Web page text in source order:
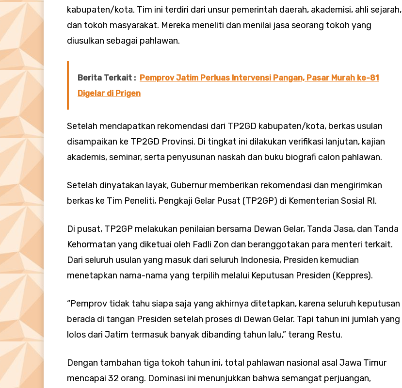
kabupaten/kota. Tim ini terdiri dari unsur pemerintah daerah, akademisi, ahli sejarah,
dan tokoh masyarakat. Mereka meneliti dan menilai jasa seorang tokoh yang
diusulkan sebagai pahlawan.
Berita Terkait : Pemprov Jatim Perluas Intervensi Pangan, Pasar Murah ke-81
Digelar di Prigen
Setelah mendapatkan rekomendasi dari TP2GD kabupaten/kota, berkas usulan
disampaikan ke TP2GD Provinsi. Di tingkat ini dilakukan verifikasi lanjutan, kajian
akademis, seminar, serta penyusunan naskah dan buku biografi calon pahlawan.
Setelah dinyatakan layak, Gubernur memberikan rekomendasi dan mengirimkan
berkas ke Tim Peneliti, Pengkaji Gelar Pusat (TP2GP) di Kementerian Sosial RI.
Di pusat, TP2GP melakukan penilaian bersama Dewan Gelar, Tanda Jasa, dan Tanda
Kehormatan yang diketuai oleh Fadli Zon dan beranggotakan para menteri terkait.
Dari seluruh usulan yang masuk dari seluruh Indonesia, Presiden kemudian
menetapkan nama-nama yang terpilih melalui Keputusan Presiden (Keppres).
“Pemprov tidak tahu siapa saja yang akhirnya ditetapkan, karena seluruh keputusan
berada di tangan Presiden setelah proses di Dewan Gelar. Tapi tahun ini jumlah yang
lolos dari Jatim termasuk banyak dibanding tahun lalu,” terang Restu.
Dengan tambahan tiga tokoh tahun ini, total pahlawan nasional asal Jawa Timur
mencapai 32 orang. Dominasi ini menunjukkan bahwa semangat perjuangan,